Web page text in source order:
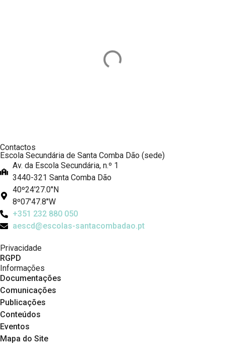
Contactos
Escola Secundária de Santa Comba Dão (sede)
Av. da Escola Secundária, n.º 1
3440-321 Santa Comba Dão
40º24'27.0''N
8º07'47.8''W
+351 232 880 050
aescd@escolas-santacombadao.pt
Privacidade
RGPD
Informações
Documentações
Comunicações
Publicações
Conteúdos
Eventos
Mapa do Site